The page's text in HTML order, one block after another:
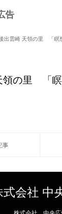
告
出雲崎 天領の里 「瞑
領の里 「
式会社 中